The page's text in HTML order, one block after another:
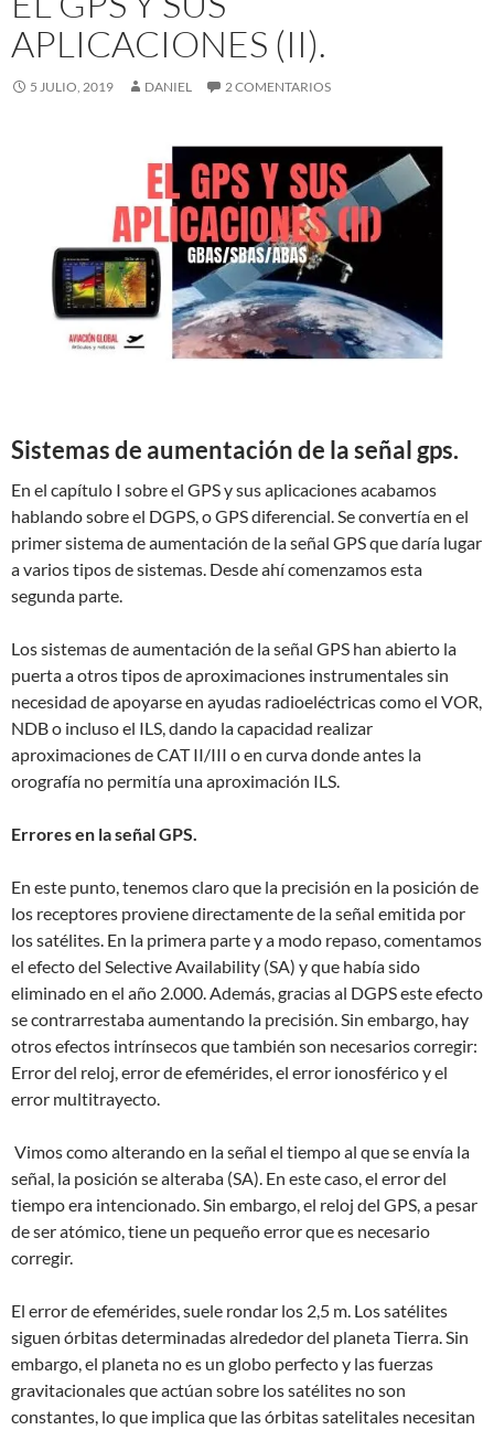
APLICACIONES (II).
5 JULIO, 2019 DANIEL 2 COMENTARIOS
Sistemas de aumentación de la señal gps.
En el capítulo I sobre el GPS y sus aplicaciones acabamos
hablando sobre el DGPS, o GPS diferencial. Se convertía en el
primer sistema de aumentación de la señal GPS que daría lugar
a varios tipos de sistemas. Desde ahí comenzamos esta
segunda parte.
Los sistemas de aumentación de la señal GPS han abierto la
puerta a otros tipos de aproximaciones instrumentales sin
necesidad de apoyarse en ayudas radioeléctricas como el VOR,
NDB o incluso el ILS, dando la capacidad realizar
aproximaciones de CAT II/III o en curva donde antes la
orografía no permitía una aproximación ILS.
Errores en la señal GPS.
En este punto, tenemos claro que la precisión en la posición de
los receptores proviene directamente de la señal emitida por
los satélites. En la primera parte y a modo repaso, comentamos
el efecto del Selective Availability (SA) y que había sido
eliminado en el año 2.000. Además, gracias al DGPS este efecto
se contrarrestaba aumentando la precisión. Sin embargo, hay
otros efectos intrínsecos que también son necesarios corregir:
Error del reloj, error de efemérides, el error ionosférico y el
error multitrayecto.
Vimos como alterando en la señal el tiempo al que se envía la
señal, la posición se alteraba (SA). En este caso, el error del
tiempo era intencionado. Sin embargo, el reloj del GPS, a pesar
de ser atómico, tiene un pequeño error que es necesario
corregir.
El error de efemérides, suele rondar los 2,5 m. Los satélites
siguen órbitas determinadas alrededor del planeta Tierra. Sin
embargo, el planeta no es un globo perfecto y las fuerzas
gravitacionales que actúan sobre los satélites no son
constantes, lo que implica que las órbitas satelitales necesitan